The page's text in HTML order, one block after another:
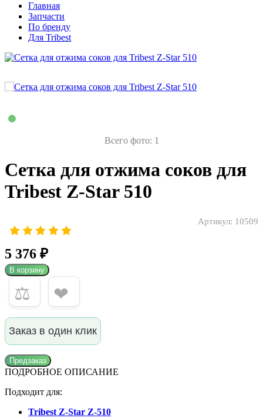
Главная
Запчасти
По бренду
Для Tribest
Всего фото: 1
Сетка для отжима соков для
Tribest Z-Star 510
Артикул: 10509
5 376 ₽
В корзину
⚖ ❤
Заказ в один клик
Предзаказ
ПОДРОБНОЕ ОПИСАНИЕ
Подходит для:
Tribest Z-Star Z-510